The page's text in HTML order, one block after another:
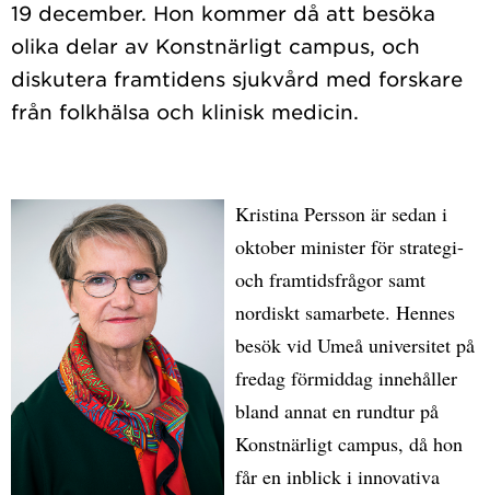
19 december. Hon kommer då att besöka
olika delar av Konstnärligt campus, och
diskutera framtidens sjukvård med forskare
Kristina Persson är sedan i
oktober minister för strategi-
och framtidsfrågor samt
nordiskt samarbete. Hennes
besök vid Umeå universitet på
fredag förmiddag innehåller
bland annat en rundtur på
Konstnärligt campus, då hon
får en inblick i innovativa